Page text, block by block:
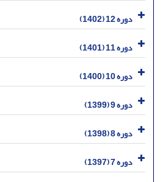
دوره 12 (1402)
دوره 11 (1401)
دوره 10 (1400)
دوره 9 (1399)
دوره 8 (1398)
دوره 7 (1397)